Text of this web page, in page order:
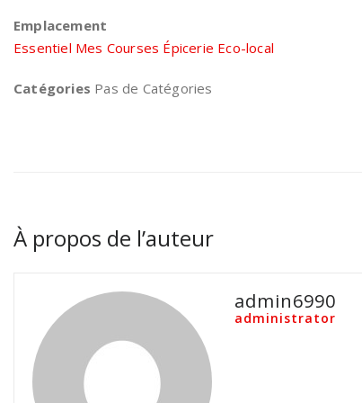
Emplacement
Essentiel Mes Courses Épicerie Eco-local
Catégories Pas de Catégories
À propos de l’auteur
admin6990
administrator